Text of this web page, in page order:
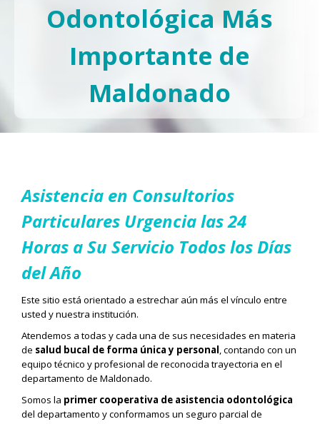
Odontológica Más
Importante de
Maldonado
Asistencia en Consultorios
Particulares Urgencia las 24
Horas a Su Servicio Todos los Días
del Año
Este sitio está orientado a estrechar aún más el vínculo entre
usted y nuestra institución.
Atendemos a todas y cada una de sus necesidades en materia
de salud bucal de forma única y personal, contando con un
equipo técnico y profesional de reconocida trayectoria en el
departamento de Maldonado.
Somos la primer cooperativa de asistencia odontológica
del departamento y conformamos un seguro parcial de